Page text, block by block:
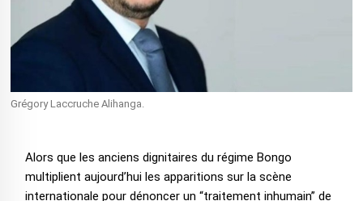
Grégory Laccruche Alihanga.
Alors que les anciens dignitaires du régime Bongo
multiplient aujourd’hui les apparitions sur la scène
internationale pour dénoncer un “traitement inhumain” de